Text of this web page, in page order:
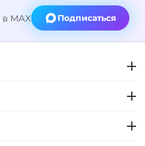
MAX Подписаться